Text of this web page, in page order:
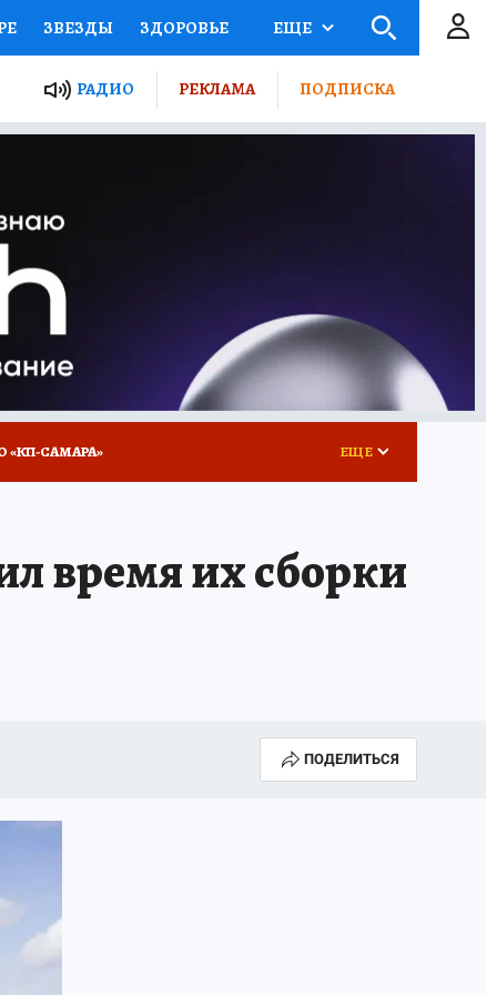
ЗВЕЗДЫ ЗДОРОВЬЕ
ПРОЕКТЫ РОССИИ
ПУТЕВОДИТЕЛЬ
ЕЩЕ
РАДИО РЕКЛАМА ПОДПИСКА
«КП-САМАРА»
ДЕНЬ ПОБЕДЫ В САМАРЕ 2025
ЕЩЕ
время их сборки
ПОДЕЛИТЬСЯ